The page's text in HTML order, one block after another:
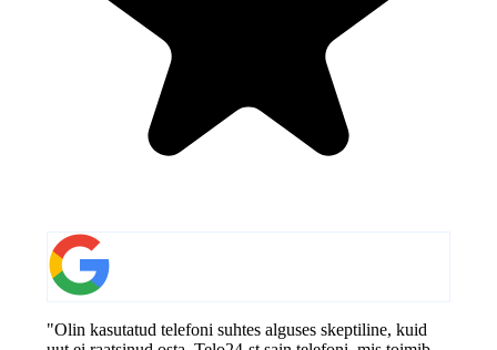
"Olin kasutatud telefoni suhtes alguses skeptiline, kuid